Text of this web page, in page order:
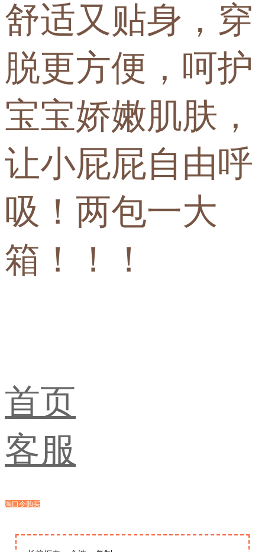
舒适又贴身，穿
脱更方便，呵护
宝宝娇嫩肌肤，
让小屁屁自由呼
吸！两包一大
箱！！！
首页
客服
淘口令购买
浏览器购买